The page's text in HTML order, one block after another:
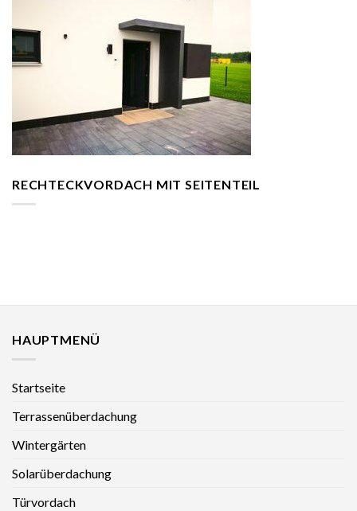
RECHTECKVORDACH MIT SEITENTEIL
HAUPTMENÜ
Startseite
Terrassenüberdachung
Wintergärten
Solarüberdachung
Türvordach